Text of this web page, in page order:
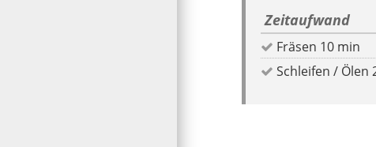
Zeitaufwand
Fräsen 10 min
Schleifen / Ölen